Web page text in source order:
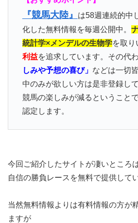
『競馬大陸』
は58週連続的中
化した無料情報を毎週公開中。
統計学×メンデルの生物学を取り
利益を追求しています。その代わ
しみや予想の喜び」 などは一切
中のみが欲しい方は是非登録し
競馬の楽しみが減るということで
認定します。
今回ご紹介したサイトが凄いところ
自信の勝負レースを無料で提供して
当然無料情報よりは有料情報の方が
ますが